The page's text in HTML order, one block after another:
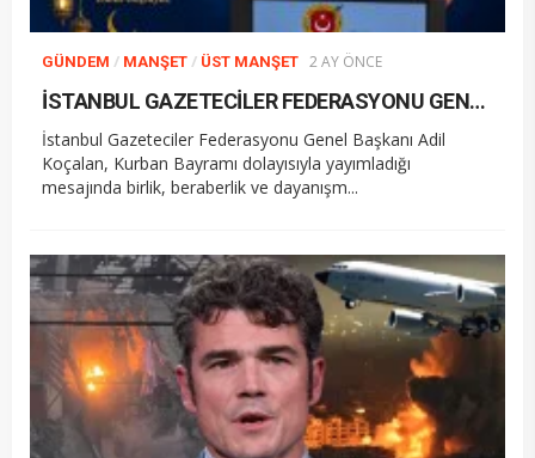
GÜNDEM / MANŞET / ÜST MANŞET 2 AY ÖNCE
İSTANBUL GAZETECİLER FEDERASYONU GENEL BAŞKANI ADİL KOÇALAN’DAN KURBAN BAYRAMI MESAJI
İstanbul Gazeteciler Federasyonu Genel Başkanı Adil
Koçalan, Kurban Bayramı dolayısıyla yayımladığı
mesajında birlik, beraberlik ve dayanışm...